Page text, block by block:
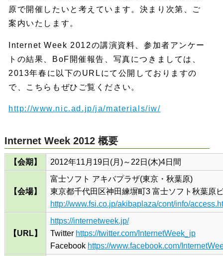
原で開催したいと考えています。決まり次第、ご
案内いたします。
Internet Week 2012の講演資料、参加者アンケー
トの結果、BoF開催報告、写真につきましては、
2013年春に以下のURLにて公開しておりますの
で、こちらもぜひご覧ください。
http://www.nic.ad.jp/ja/materials/iw/
Internet Week 2012 概要
【会期】 2012年11月19日(月)～22日(木)4日間
【会場】
富士ソフト アキバプラザ(東京・秋葉原)
東京都千代田区神田練塀町3 富士ソフト秋葉原
http://www.fsi.co.jp/akibaplaza/cont/info/
【URL】
https://internetweek.jp/
Twitter https://twitter.com/InternetWeek_jp
Facebook https://www.facebook.com/